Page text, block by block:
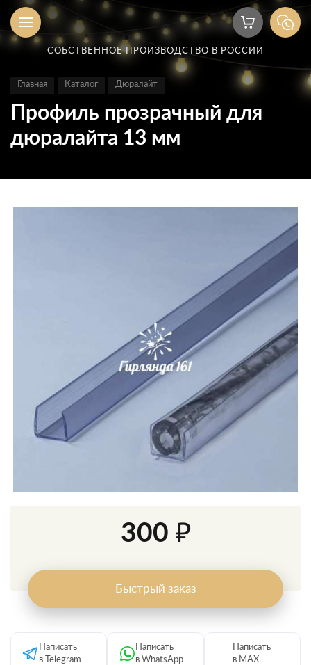
СОБСТВЕННОЕ ПРОИЗВОДСТВО В РОССИИ
Главная Каталог Дюралайт
Профиль прозрачный для
дюралайта 13 мм
300 ₽
Быстрый заказ
Написать
в Telegram
Написать
в WhatsApp
Написать
в MAX